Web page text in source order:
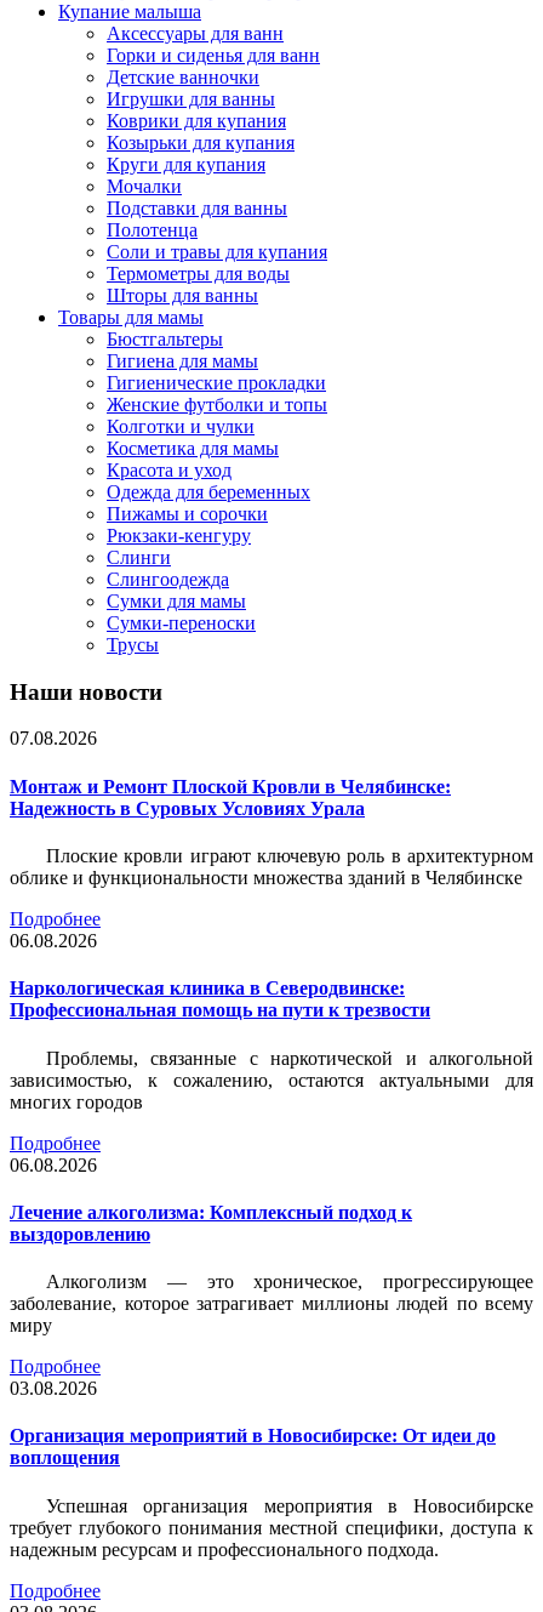
Купание малыша
Аксессуары для ванн
Горки и сиденья для ванн
Детские ванночки
Игрушки для ванны
Коврики для купания
Козырьки для купания
Круги для купания
Мочалки
Подставки для ванны
Полотенца
Соли и травы для купания
Термометры для воды
Шторы для ванны
Товары для мамы
Бюстгальтеры
Гигиена для мамы
Гигиенические прокладки
Женские футболки и топы
Колготки и чулки
Косметика для мамы
Красота и уход
Одежда для беременных
Пижамы и сорочки
Рюкзаки-кенгуру
Слинги
Слингоодежда
Сумки для мамы
Сумки-переноски
Трусы
Наши новости
07.08.2026
Монтаж и Ремонт Плоской Кровли в Челябинске:
Надежность в Суровых Условиях Урала
Плоские кровли играют ключевую роль в архитектурном
облике и функциональности множества зданий в Челябинске
Подробнее
06.08.2026
Наркологическая клиника в Северодвинске:
Профессиональная помощь на пути к трезвости
Проблемы, связанные с наркотической и алкогольной
зависимостью, к сожалению, остаются актуальными для
многих городов
Подробнее
06.08.2026
Лечение алкоголизма: Комплексный подход к
выздоровлению
Алкоголизм — это хроническое, прогрессирующее
заболевание, которое затрагивает миллионы людей по всему
миру
Подробнее
03.08.2026
Организация мероприятий в Новосибирске: От идеи до
воплощения
Успешная организация мероприятия в Новосибирске
требует глубокого понимания местной специфики, доступа к
надежным ресурсам и профессионального подхода.
Подробнее